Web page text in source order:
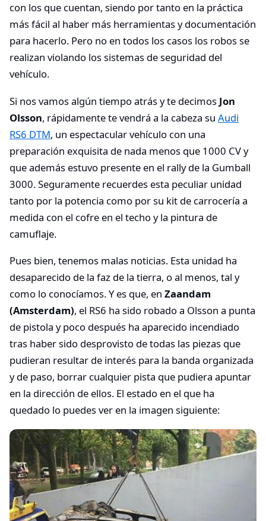
con los que cuentan, siendo por tanto en la práctica
más fácil al haber más herramientas y documentación
para hacerlo. Pero no en todos los casos los robos se
realizan violando los sistemas de seguridad del
vehículo.
Si nos vamos algún tiempo atrás y te decimos Jon
Olsson, rápidamente te vendrá a la cabeza su Audi
RS6 DTM, un espectacular vehículo con una
preparación exquisita de nada menos que 1000 CV y
que además estuvo presente en el rally de la Gumball
3000. Seguramente recuerdes esta peculiar unidad
tanto por la potencia como por su kit de carrocería a
medida con el cofre en el techo y la pintura de
camuflaje.
Pues bien, tenemos malas noticias. Esta unidad ha
desaparecido de la faz de la tierra, o al menos, tal y
como lo conocíamos. Y es que, en Zaandam
(Amsterdam), el RS6 ha sido robado a Olsson a punta
de pistola y poco después ha aparecido incendiado
tras haber sido desprovisto de todas las piezas que
pudieran resultar de interés para la banda organizada
y de paso, borrar cualquier pista que pudiera apuntar
en la dirección de ellos. El estado en el que ha
quedado lo puedes ver en la imagen siguiente: